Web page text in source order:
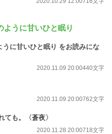
ように甘いひと眠り
に甘いひと眠り をお読みにな
2020.11.09 20:00440文字
2020.11.09 20:00762文字
ても。〈蒼夜〉
2020.11.28 20:00718文字